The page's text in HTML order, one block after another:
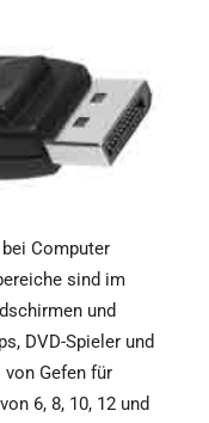
Computer
sind im
und
DVD-Spieler und
Gefen für
6, 8, 10, 12 und